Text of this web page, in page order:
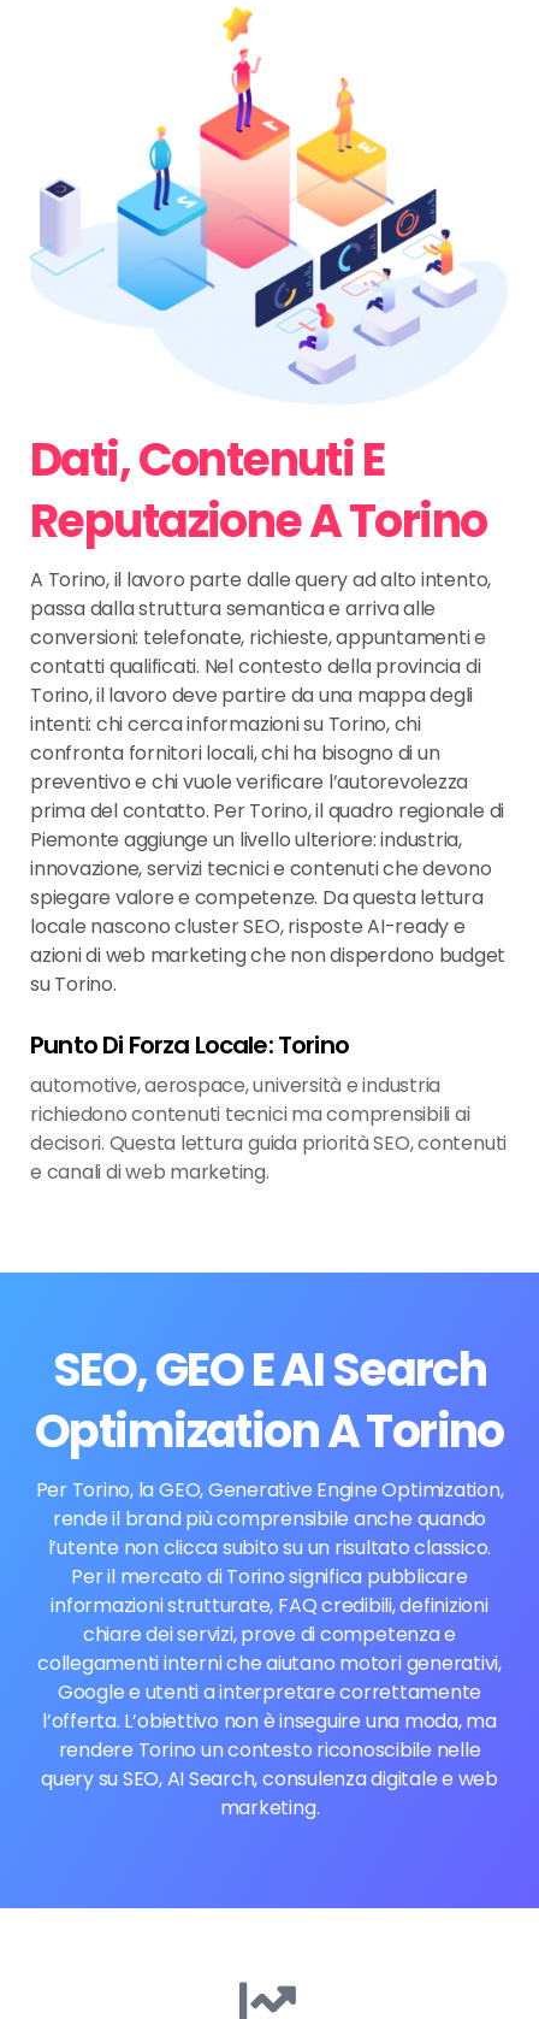
Dati, Contenuti E
Reputazione A Torino
A Torino, il lavoro parte dalle query ad alto intento,
passa dalla struttura semantica e arriva alle
conversioni: telefonate, richieste, appuntamenti e
contatti qualificati. Nel contesto della provincia di
Torino, il lavoro deve partire da una mappa degli
intenti: chi cerca informazioni su Torino, chi
confronta fornitori locali, chi ha bisogno di un
preventivo e chi vuole verificare l’autorevolezza
prima del contatto. Per Torino, il quadro regionale di
Piemonte aggiunge un livello ulteriore: industria,
innovazione, servizi tecnici e contenuti che devono
spiegare valore e competenze. Da questa lettura
locale nascono cluster SEO, risposte AI-ready e
azioni di web marketing che non disperdono budget
su Torino.
Punto Di Forza Locale: Torino
automotive, aerospace, università e industria
richiedono contenuti tecnici ma comprensibili ai
decisori. Questa lettura guida priorità SEO, contenuti
e canali di web marketing.
SEO, GEO E AI Search
Optimization A Torino
Per Torino, la GEO, Generative Engine Optimization,
rende il brand più comprensibile anche quando
l’utente non clicca subito su un risultato classico.
Per il mercato di Torino significa pubblicare
informazioni strutturate, FAQ credibili, definizioni
chiare dei servizi, prove di competenza e
collegamenti interni che aiutano motori generativi,
Google e utenti a interpretare correttamente
l’offerta. L’obiettivo non è inseguire una moda, ma
rendere Torino un contesto riconoscibile nelle
query su SEO, AI Search, consulenza digitale e web
marketing.